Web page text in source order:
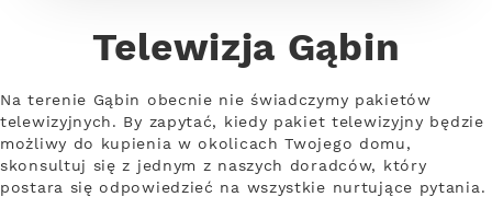
Telewizja Gąbin
Na terenie Gąbin obecnie nie świadczymy pakietów
telewizyjnych. By zapytać, kiedy pakiet telewizyjny będzie
możliwy do kupienia w okolicach Twojego domu,
skonsultuj się z jednym z naszych doradców, który
postara się odpowiedzieć na wszystkie nurtujące pytania.